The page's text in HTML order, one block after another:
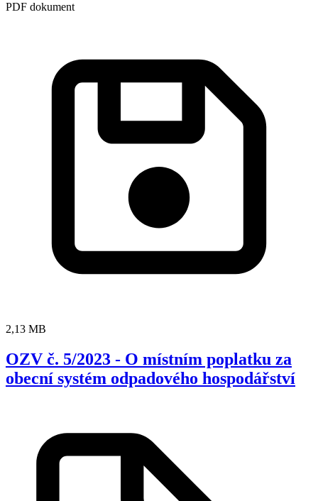
PDF dokument
2,13 MB
OZV č. 5/2023 - O místním poplatku za
obecní systém odpadového hospodářství